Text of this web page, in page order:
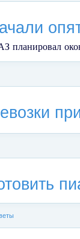
планировал